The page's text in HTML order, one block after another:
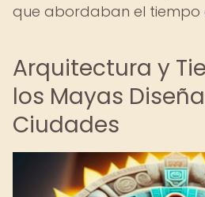
que abordaban el tiempo
Arquitectura y
los Mayas
Ciudades